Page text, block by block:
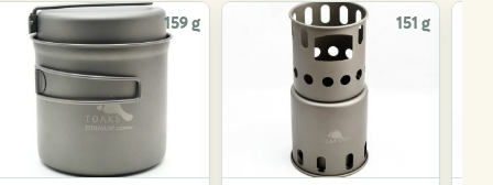
159 g 151 g